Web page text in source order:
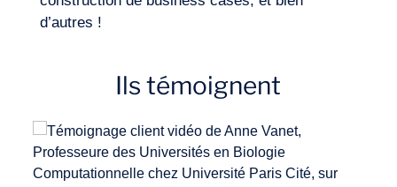
d’autres !
Ils témoignent